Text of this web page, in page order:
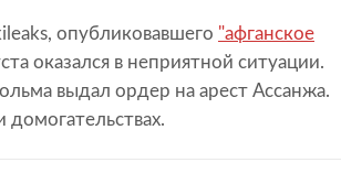
опубликовавшего "афганское
оказался в неприятной ситуации.
выдал ордер на арест Ассанжа.
домогательствах.